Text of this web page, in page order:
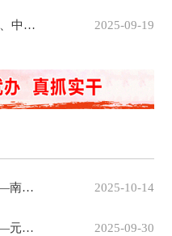
2025年度全市文物博物系列初、中级职称评审结果的公示 2025-09-19
首批禁止出国（境）展览文物—南朝竹林七贤与荣启期砖画 2025-10-14
首批禁止出国（境）展览文物—元青花釉里红瓷仓 2025-09-30